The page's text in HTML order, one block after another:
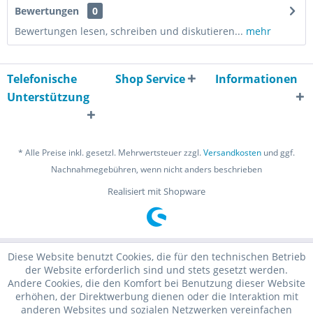
Bewertungen
0
Bewertungen lesen, schreiben und diskutieren... mehr
Telefonische
Unterstützung
Shop Service Informationen
* Alle Preise inkl. gesetzl. Mehrwertsteuer zzgl.Versandkosten und ggf.
Nachnahmegebühren, wenn nicht anders beschrieben
Realisiert mit Shopware
Diese Website benutzt Cookies, die für den technischen Betrieb
der Website erforderlich sind und stets gesetzt werden.
Andere Cookies, die den Komfort bei Benutzung dieser Website
erhöhen, der Direktwerbung dienen oder die Interaktion mit
anderen Websites und sozialen Netzwerken vereinfachen